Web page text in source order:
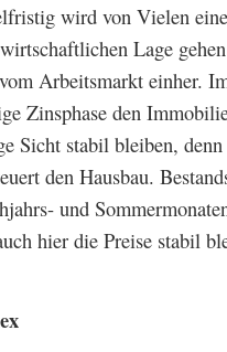
wird von Vielen
Lage gehen
Arbeitsmarkt einher.
Zinsphase den
Sicht stabil bleiben,
den Hausbau.
und
hier die Preise stabil